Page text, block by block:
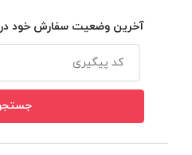
آخرین وضعیت سفارش خود در